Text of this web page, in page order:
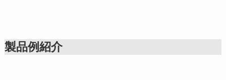
製品例紹介